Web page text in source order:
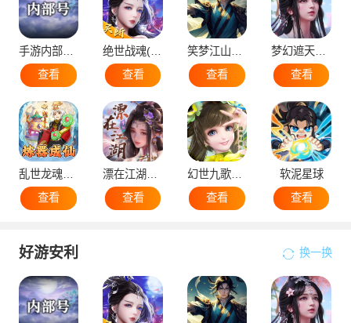
手游内部号（申请）
查看
查看
查看
查看
查看
查看
幻世九歌官网版
查看
软泥星球
查看
好游安利 换一换